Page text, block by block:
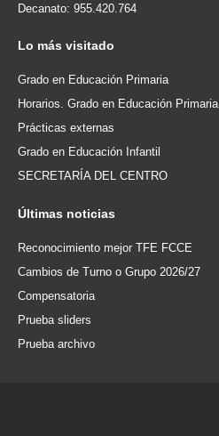
Decanato: 955.420.764
Lo más visitado
Grado en Educación Primaria
Horarios. Grado en Educación Primaria
Prácticas externas
Grado en Educación Infantil
SECRETARÍA DEL CENTRO
Últimas noticias
Reconocimiento mejor TFE FCCE
Cambios de Turno o Grupo 2026/27
Compensatoria
Prueba sliders
Prueba archivo